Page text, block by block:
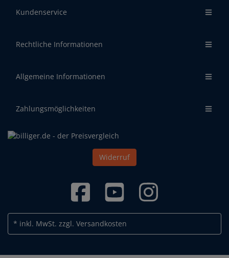
Kundenservice
Rechtliche Informationen
Allgemeine Informationen
Zahlungsmöglichkeiten
Widerruf
* inkl. MwSt. zzgl. Versandkosten